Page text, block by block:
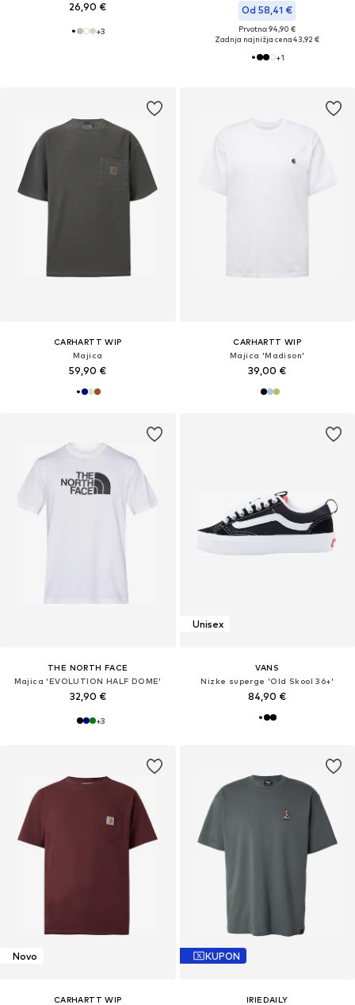
26,90 €
+3
Od 58,41 €
Prvotno: 94,90 €
Zadnja najnižja cena43,92 €
+1
CARHARTT WIP
Majica
59,90 €
CARHARTT WIP
Majica 'Madison'
39,00 €
THE NORTH FACE
Majica 'EVOLUTION HALF DOME'
32,90 €
+3
Unisex
VANS
Nizke superge 'Old Skool 36+'
84,90 €
Novo
CARHARTT WIP
KUPON
IRIEDAILY